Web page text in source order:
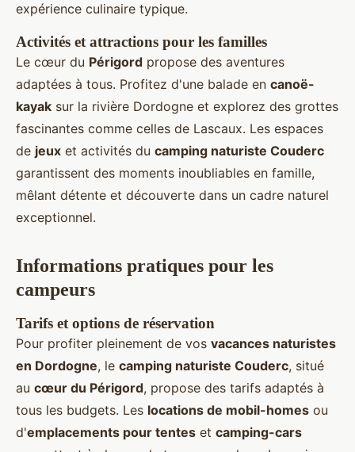
expérience culinaire typique.
Activités et attractions pour les familles
Le cœur du Périgord propose des aventures
adaptées à tous. Profitez d'une balade en canoë-
kayak sur la rivière Dordogne et explorez des grottes
fascinantes comme celles de Lascaux. Les espaces
de jeux et activités du camping naturiste Couderc
garantissent des moments inoubliables en famille,
mêlant détente et découverte dans un cadre naturel
exceptionnel.
Informations pratiques pour les
campeurs
Tarifs et options de réservation
Pour profiter pleinement de vos vacances naturistes
en Dordogne, le camping naturiste Couderc, situé
au cœur du Périgord, propose des tarifs adaptés à
tous les budgets. Les locations de mobil-homes ou
d'emplacements pour tentes et camping-cars